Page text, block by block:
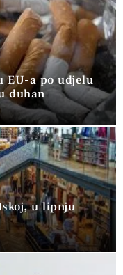
EU-a po udjelu
duhan
u lipnju